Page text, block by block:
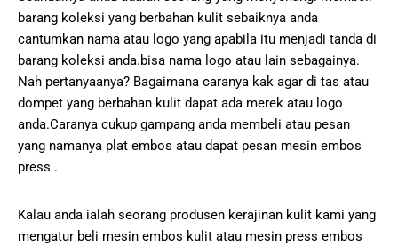
barang koleksi yang berbahan kulit sebaiknya anda
cantumkan nama atau logo yang apabila itu menjadi tanda di
barang koleksi anda.bisa nama logo atau lain sebagainya.
Nah pertanyaanya? Bagaimana caranya kak agar di tas atau
dompet yang berbahan kulit dapat ada merek atau logo
anda.Caranya cukup gampang anda membeli atau pesan
yang namanya plat embos atau dapat pesan mesin embos
press .
Kalau anda ialah seorang produsen kerajinan kulit kami yang
mengatur beli mesin embos kulit atau mesin press embos